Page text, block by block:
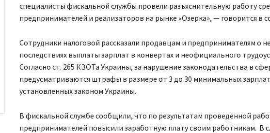
специалисты фискальной службы провели разъяснительную работу
предпринимателей и реализаторов на рынке «Озерка», — говорится в
Сотрудники налоговой рассказали продавцам и предпринимателям о
последствиях выплаты зарплат в конвертах и неофициального
Согласно ст. 265 КЗОТа Украины, за нарушение законодательства в
предусматриваются штрафы в размере от 3 до 30 минимальных
установленных законом Украины.
В фискальной службе сообщили, что по результатам проведенной
предпринимателей повысили заработную плату своим работникам. В